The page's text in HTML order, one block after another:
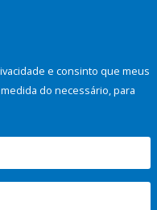
e consinto que meus
do necessário, para